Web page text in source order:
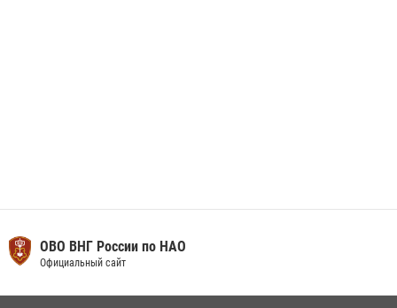
ОВО ВНГ России по НАО
Официальный сайт